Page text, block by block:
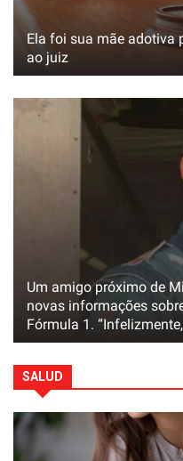
Ela foi sua mãe adotiva
ao juiz
Um amigo próximo de
novas informações
Fórmula 1.
SALUD